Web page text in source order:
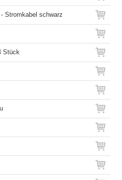
Stromkabel schwarz
Stück